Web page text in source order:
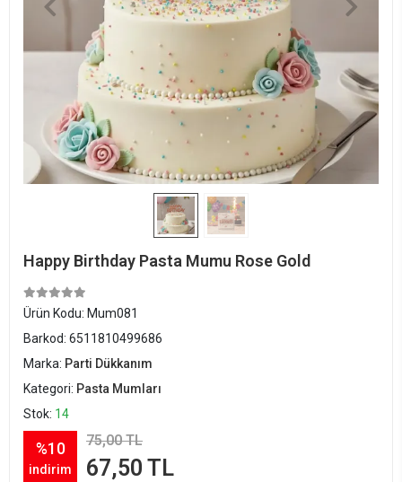
Happy Birthday Pasta Mumu Rose Gold
Ürün Kodu: Mum081
Barkod: 6511810499686
Marka: Parti Dükkanım
Kategori: Pasta Mumları
Stok: 14
%10
indirim
75,00 TL
67,50 TL